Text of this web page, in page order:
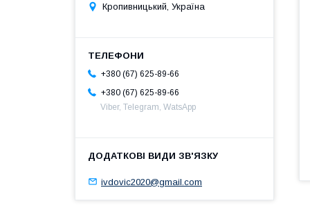
Кропивницький, Україна
+380 (67) 625-89-66
+380 (67) 625-89-66
Viber, Telegram, WatsApp
ivdovic2020@gmail.com